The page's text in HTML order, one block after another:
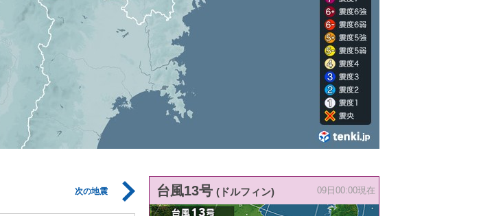
次の地震 台風13号 (ドルフィン) 09日00:00現在